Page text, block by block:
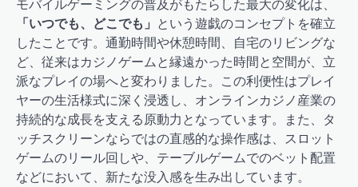
「いつでも、どこでも」 という遊戯のコンセプトを確立
したことです。通勤時間や休憩時間、自宅のリビングな
ど、従来はカジノゲームと縁遠かった時間と空間が、立
派なプレイの場へと変わりました。この利便性はプレイ
ヤーの生活様式に深く浸透し、オンラインカジノ産業の
持続的な成長を支える原動力となっています。また、タ
ッチスクリーンならではの直感的な操作感は、スロット
ゲームのリール回しや、テーブルゲームでのベット配置
などにおいて、新たな没入感を生み出しています。